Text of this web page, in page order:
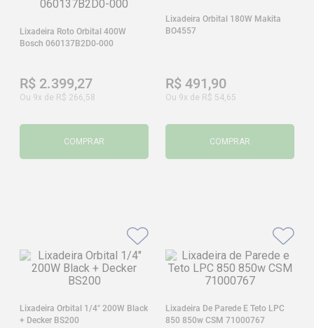
Lixadeira Roto Orbital 400W
Bosch 060137B2D0-000
R$ 2.399,27
Ou 9x de R$ 266,58
COMPRAR
Lixadeira Orbital 180W Makita
BO4557
R$ 491,90
Ou 9x de R$ 54,65
COMPRAR
Lixadeira Orbital 1/4" 200W Black
+ Decker BS200
Lixadeira De Parede E Teto LPC
850 850w CSM 71000767